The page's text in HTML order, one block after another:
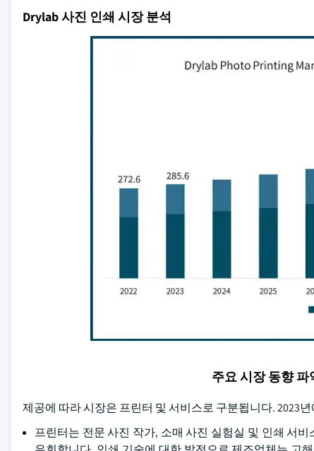
Drylab 사진 인쇄 시장 분석
주요 시장 동향 파
제공에 따라 시장은 프린터 및 서비스로 구분됩니다. 2023
프린터는 전문 사진 작가, 소매 사진 실험실 및 인쇄 서